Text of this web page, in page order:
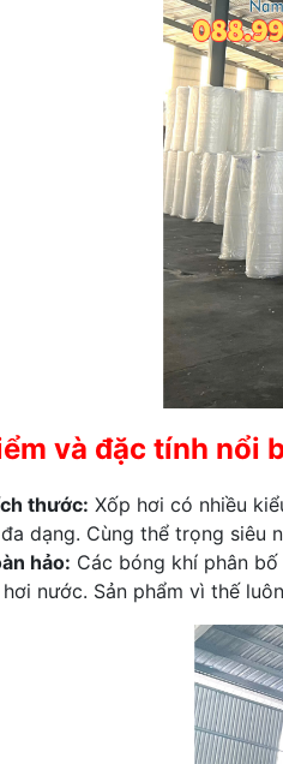
và đặc tính nổi
thước: Xốp hơi có nhiều
dạng. Cùng thể trọng siêu
hảo: Các bóng khí phân
nước. Sản phẩm vì thế